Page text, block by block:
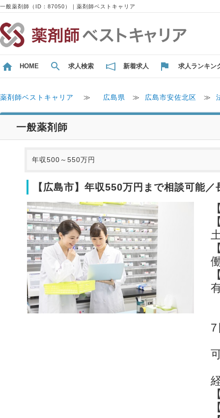
一般薬剤師（ID：87050）｜薬剤師ベストキャリア
HOME 求人検索 新着求人 求人ランキン
薬剤師ベストキャリア ≫ 広島県 ≫ 広島市安佐北区 ≫
一般薬剤師
年収500～550万円
【広島市】年収550万円まで相談可能
7